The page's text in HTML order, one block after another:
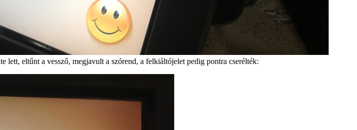
eltűnt a vessző, megjavult a szórend, a felkiáltójelet pedig pontra cserélték: